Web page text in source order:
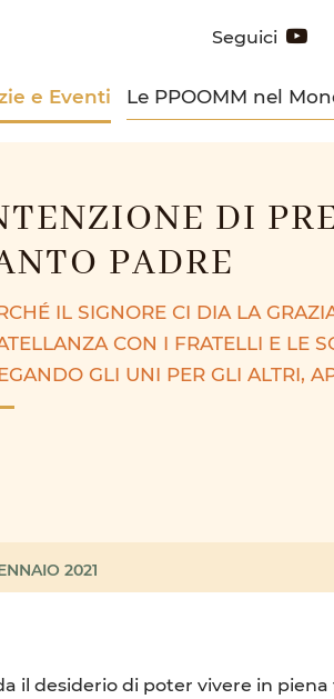
Seguici
e Eventi Le PPOOMM nel
DI
PADRE
IL SIGNORE CI DIA LA
CON I FRATELLI E LE
GLI UNI PER GLI ALTRI,
2021
il desiderio di poter vivere in